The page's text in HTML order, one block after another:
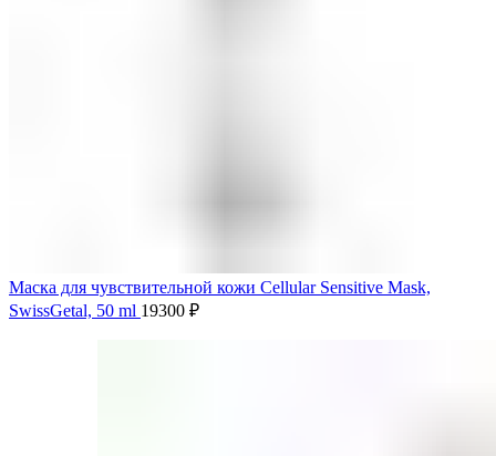
Маска для чувствительной кожи Cellular Sensitive Mask,
SwissGetal, 50 ml 19300 ₽